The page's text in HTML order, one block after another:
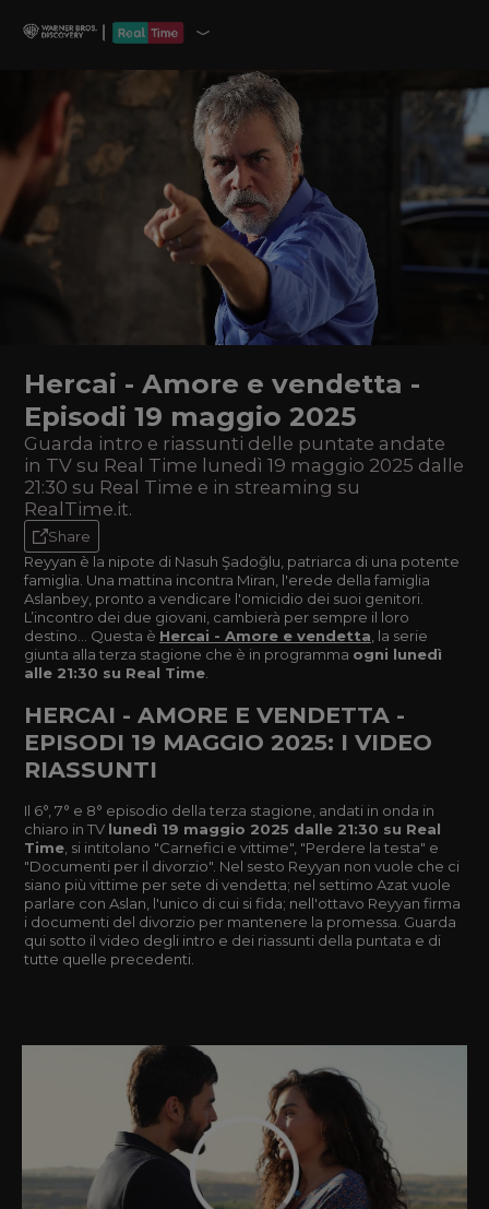
Hercai - Amore e vendetta -
Episodi 19 maggio 2025
Guarda intro e riassunti delle puntate andate
in TV su Real Time lunedì 19 maggio 2025 dalle
21:30 su Real Time e in streaming su
RealTime.it.
Share
Reyyan è la nipote di Nasuh Şadoğlu, patriarca di una potente
famiglia. Una mattina incontra Miran, l'erede della famiglia
Aslanbey, pronto a vendicare l'omicidio dei suoi genitori.
L’incontro dei due giovani, cambierà per sempre il loro
destino... Questa è Hercai - Amore e vendetta , la serie
giunta alla terza stagione che è in programma ogni lunedì
alle 21:30 su Real Time
HERCAI - AMORE E VENDETTA -
EPISODI 19 MAGGIO 2025: I VIDEO
RIASSUNTI
Il 6°, 7° e 8° episodio della terza stagione, andati in onda in
chiaro in TV lunedì 19 maggio 2025 dalle 21:30 su Real
Time , si intitolano "Carnefici e vittime", "Perdere la testa" e
"Documenti per il divorzio". Nel sesto Reyyan non vuole che ci
siano più vittime per sete di vendetta; nel settimo Azat vuole
parlare con Aslan, l'unico di cui si fida; nell'ottavo Reyyan firma
i documenti del divorzio per mantenere la promessa. Guarda
qui sotto il video degli intro e dei riassunti della puntata e di
tutte quelle precedenti.